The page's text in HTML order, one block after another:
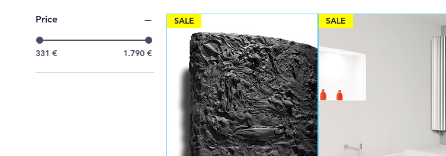
Price
331 € 1.790 €
SALE SALE